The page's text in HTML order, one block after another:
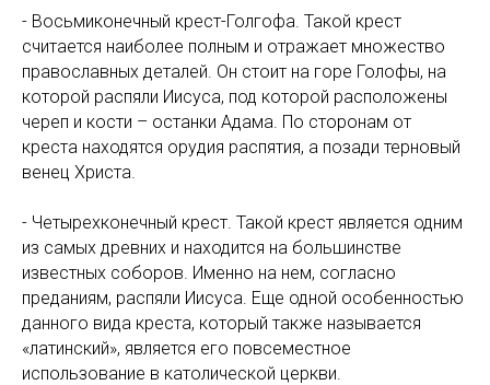
- Восьмиконечный крест-Голгофа. Такой крест
считается наиболее полным и отражает множество
православных деталей. Он стоит на горе Голофы, на
которой распяли Иисуса, под которой расположены
череп и кости – останки Адама. По сторонам от
креста находятся орудия распятия, а позади терновый
венец Христа.
- Четырехконечный крест. Такой крест является одним
из самых древних и находится на большинстве
известных соборов. Именно на нем, согласно
преданиям, распяли Иисуса. Еще одной особенностью
данного вида креста, который также называется
«латинский», является его повсеместное
использование в католической церкви.